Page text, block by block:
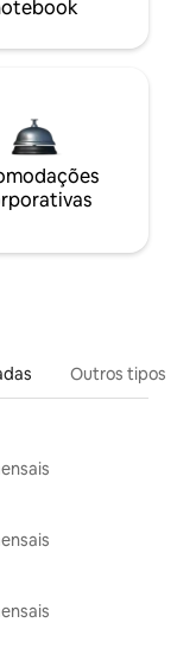
Outros tipos